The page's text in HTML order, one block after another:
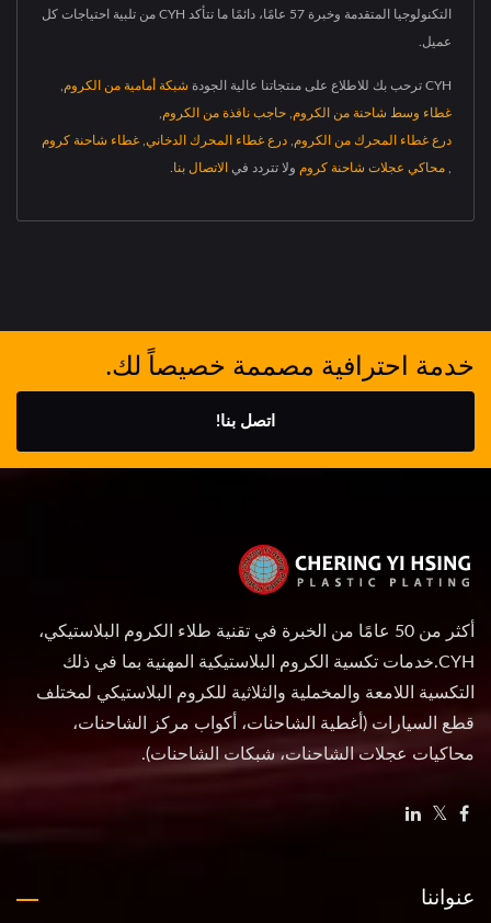
التكنولوجيا المتقدمة وخبرة 57 عامًا، دائمًا ما تتأكد CYH من تلبية احتياجات كل
عميل.
CYH ترحب بك للاطلاع على منتجاتنا عالية الجودة شبكة أمامية من الكروم
غطاء وسط شاحنة من الكروم حاجب نافذة من الكروم
درع غطاء المحرك من الكروم درع غطاء المحرك الدخاني غطاء شاحنة كروم
محاكي عجلات شاحنة كروم ولا تتردد في الاتصال بنا
خدمة احترافية مصممة خصيصاً لك.
اتصل بنا!
أكثر من 50 عامًا من الخبرة في تقنية طلاء الكروم البلاستيكي،
CYH.خدمات تكسية الكروم البلاستيكية المهنية بما في ذلك
التكسية اللامعة والمخملية والثلاثية للكروم البلاستيكي لمختلف
قطع السيارات (أغطية الشاحنات، أكواب مركز الشاحنات،
محاكيات عجلات الشاحنات، شبكات الشاحنات).
عنواننا